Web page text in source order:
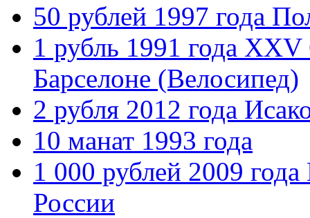
50 рублей 1997 года
1 рубль 1991 года
Барселоне (Велосипед)
2 рубля 2012 года
10 манат 1993 года
1 000 рублей 2009
России